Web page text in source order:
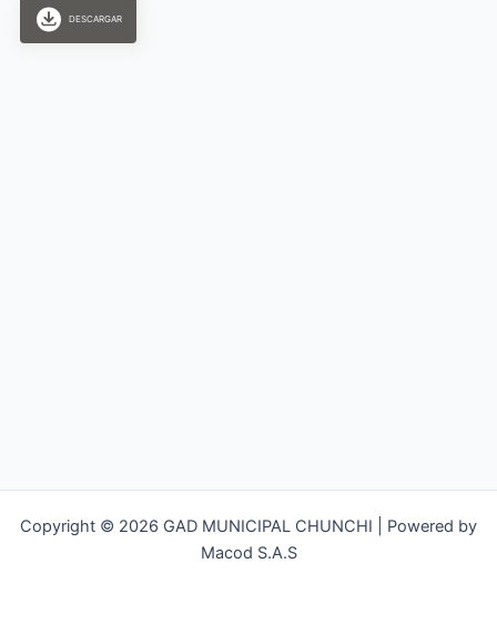
DESCARGAR
Copyright © 2026 GAD MUNICIPAL CHUNCHI | Powered by
Macod S.A.S